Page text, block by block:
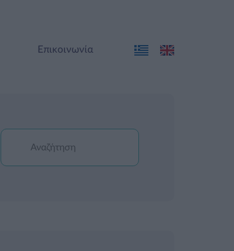
Επικοινωνία